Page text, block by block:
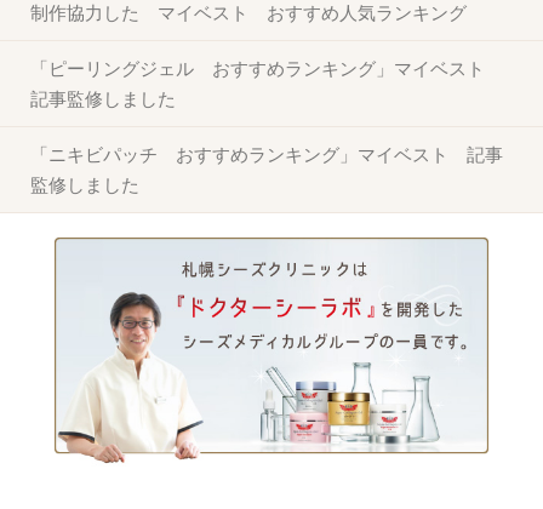
制作協力した マイベスト おすすめ人気ランキング
「ピーリングジェル おすすめランキング」マイベスト
記事監修しました
「ニキビパッチ おすすめランキング」マイベスト 記事
監修しました